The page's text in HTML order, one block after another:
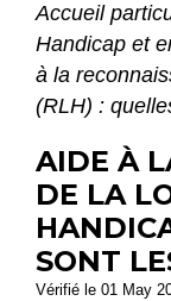
Accueil
Handicap et
à la
(RLH) :
AIDE À
DE LA
SONT
Vérifié le 01 May